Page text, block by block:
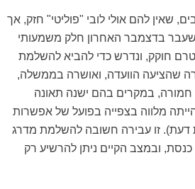
שאין להם אולי לובי "פוליטי" חזק, אך
בדצמבר האחרון חלק משמעותי
חוקק, ונדרש כדי להביא להשלמת
שהציעה הוועדה, ואושרה בממשלה,
חמורה, במקרים בהם ישנה תאונה
מלווה בצפייה בפועל של אפשרות
זו עבירה חשובה להשלמת מדרג
ובמצב הקיים ניתן להרשיע רק